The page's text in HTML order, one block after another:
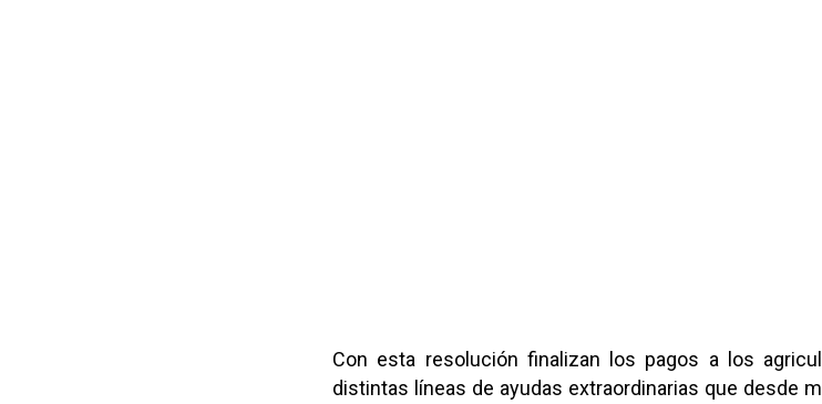
Con esta resolución finalizan los pagos a los
distintas líneas de ayudas extraordinarias que desde